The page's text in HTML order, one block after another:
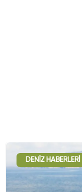
DENIZ HABERLERI